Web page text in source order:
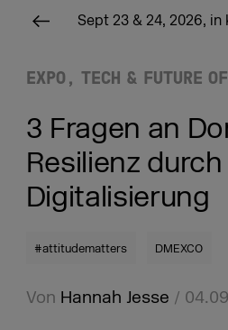
Sept 23 & 24, 2026, in
EXPO TECH & FUTURE
3 Fragen an
Resilienz durch
Digitalisierung
#attitudematters DMEXCO
Von Hannah Jesse /